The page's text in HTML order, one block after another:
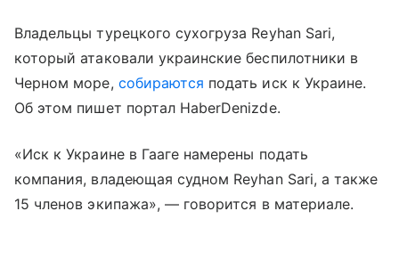
Владельцы турецкого сухогруза Reyhan Sari,
который атаковали украинские беспилотники в
Черном море, собираются подать иск к Украине.
Об этом пишет портал HaberDenizde.
«Иск к Украине в Гааге намерены подать
компания, владеющая судном Reyhan Sari, а также
15 членов экипажа», — говорится в материале.